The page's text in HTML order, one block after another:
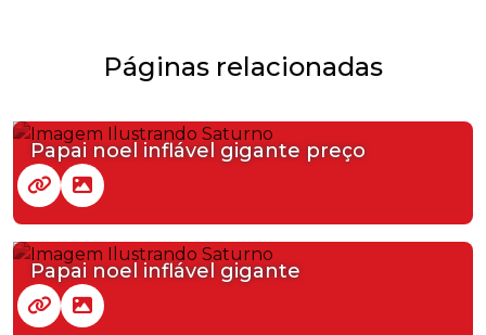
Páginas relacionadas
Papai noel inflável gigante preço
Papai noel inflável gigante